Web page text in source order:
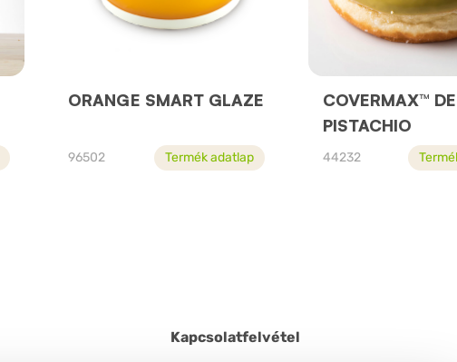
ORANGE SMART GLAZE
96502 Termék adatlap
COVERMAX™
PISTACHIO
44232
Kapcsolatfelvétel